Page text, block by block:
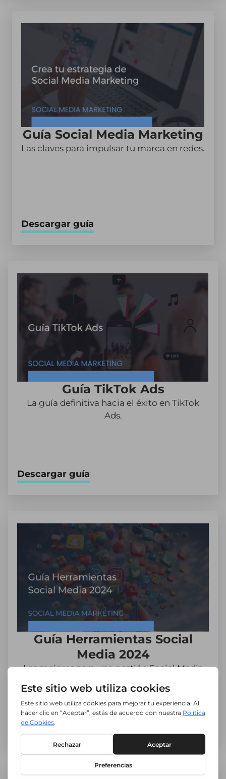
Guía Social Media Marketing
Las claves para impulsar tu marca en redes.
Descargar guía
Guía TikTok Ads
La guía definitiva hacia el éxito en TikTok
Ads.
Descargar guía
Guía Herramientas Social
Media 2024
Las mejores para una gestión Social Media
Descargar guía